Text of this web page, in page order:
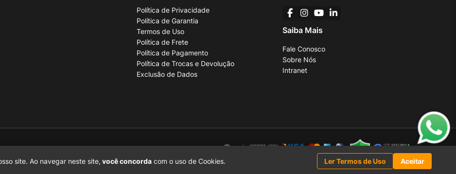
Política de Privacidade
Política de Garantia
Termos de Uso
Política de Frete
Política de Pagamento
Política de Trocas e Devolução
Exclusão de Dados
Saiba Mais
Fale Conosco
Sobre Nós
Intranet
site. Ao navegar neste site, você concorda com o uso de Cookies. Ler Termos de Uso Aceitar